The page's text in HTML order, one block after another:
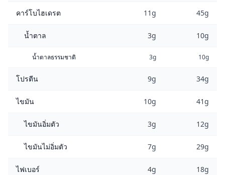
คาร์โบไฮเดรต 11g 45g
น้ำตาล 3g 10g
น้ำตาลธรรมชาติ 3g 10g
โปรตีน 9g 34g
ไขมัน 10g 41g
ไขมันอิ่มตัว 3g 12g
ไขมันไม่อิ่มตัว 7g 29g
ไฟเบอร์ 4g 18g